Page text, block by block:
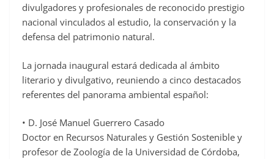
divulgadores y profesionales de reconocido prestigio
nacional vinculados al estudio, la conservación y la
defensa del patrimonio natural.
La jornada inaugural estará dedicada al ámbito
literario y divulgativo, reuniendo a cinco destacados
referentes del panorama ambiental español:
• D. José Manuel Guerrero Casado
Doctor en Recursos Naturales y Gestión Sostenible y
profesor de Zoología de la Universidad de Córdoba,